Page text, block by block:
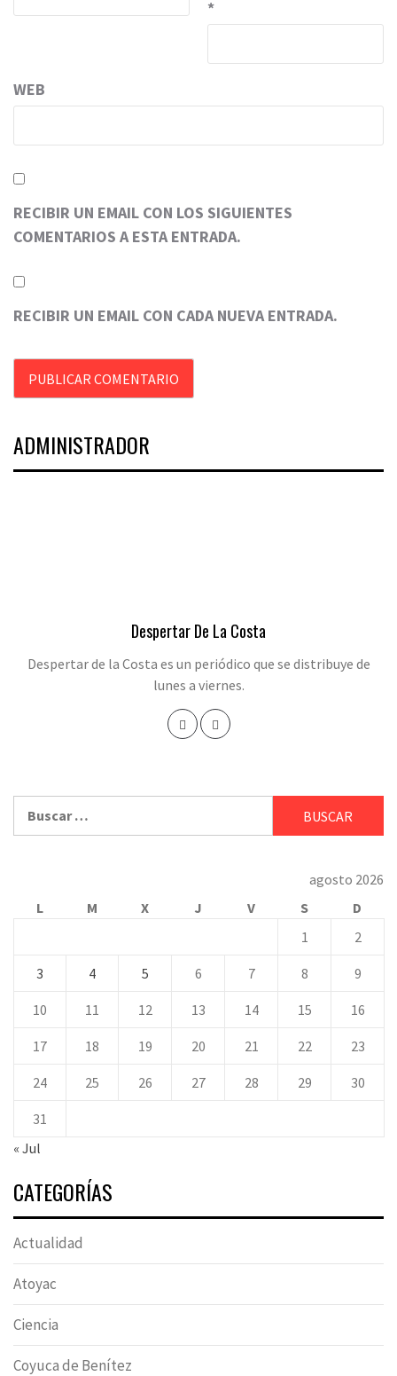
*
WEB
RECIBIR UN EMAIL CON LOS SIGUIENTES
COMENTARIOS A ESTA ENTRADA.
RECIBIR UN EMAIL CON CADA NUEVA ENTRADA.
ADMINISTRADOR
Despertar De La Costa
Despertar de la Costa es un periódico que se distribuye de
lunes a viernes.
agosto 2026
L
M X J V S
D
1
2
3 4 5 6 7 8 9
10 11 12 13 14 15 16
17 18 19 20 21 22 23
24 25 26 27 28 29 30
31
« Jul
CATEGORÍAS
Actualidad
Atoyac
Ciencia
Coyuca de Benítez